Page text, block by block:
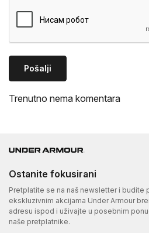
Pošalji
Trenutno nema komentara
Ostanite fokusirani
Pretplatite se na naš newsletter i budite
ekskluzivnim akcijama Under Armour
adresu ispod i uživajte u posebnim
naše pretplatnike.